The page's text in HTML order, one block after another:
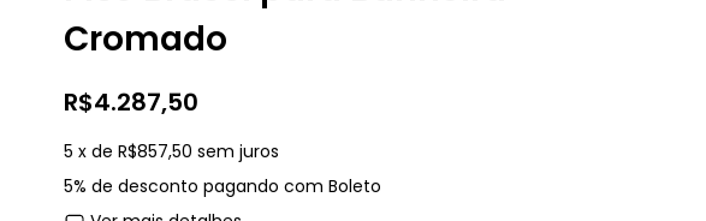
Cromado
R$4.287,50
5 x de R$857,50 sem juros
5% de desconto pagando com Boleto